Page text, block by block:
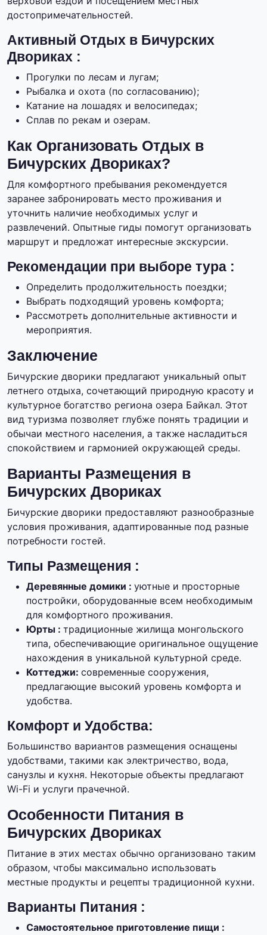
достопримечательностей.
Активный Отдых в Бичурских
Двориках :
Прогулки по лесам и лугам;
Рыбалка и охота (по согласованию);
Катание на лошадях и велосипедах;
Сплав по рекам и озерам.
Как Организовать Отдых в
Бичурских Двориках?
Для комфортного пребывания рекомендуется
заранее забронировать место проживания и
уточнить наличие необходимых услуг и
развлечений. Опытные гиды помогут организовать
маршрут и предложат интересные экскурсии.
Рекомендации при выборе тура :
Определить продолжительность поездки;
Выбрать подходящий уровень комфорта;
Рассмотреть дополнительные активности и
мероприятия.
Заключение
Бичурские дворики предлагают уникальный опыт
летнего отдыха, сочетающий природную красоту и
культурное богатство региона озера Байкал. Этот
вид туризма позволяет глубже понять традиции и
обычаи местного населения, а также насладиться
спокойствием и гармонией окружающей среды.
Варианты Размещения в
Бичурских Двориках
Бичурские дворики предоставляют разнообразные
условия проживания, адаптированные под разные
потребности гостей.
Типы Размещения :
Деревянные домики : уютные и просторные
постройки, оборудованные всем необходимым
для комфортного проживания.
Юрты : традиционные жилища монгольского
типа, обеспечивающие оригинальное ощущение
нахождения в уникальной культурной среде.
Коттеджи: современные сооружения,
предлагающие высокий уровень комфорта и
удобства.
Комфорт и Удобства:
Большинство вариантов размещения оснащены
удобствами, такими как электричество, вода,
санузлы и кухня. Некоторые объекты предлагают
Wi-Fi и услуги прачечной.
Особенности Питания в
Бичурских Двориках
Питание в этих местах обычно организовано таким
образом, чтобы максимально использовать
местные продукты и рецепты традиционной кухни.
Варианты Питания :
Самостоятельное приготовление пищи :